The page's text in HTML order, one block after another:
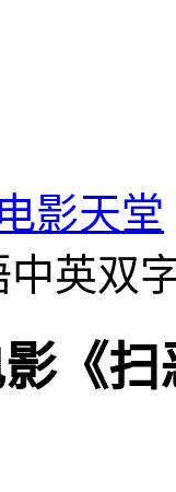
影天堂
中英双
《